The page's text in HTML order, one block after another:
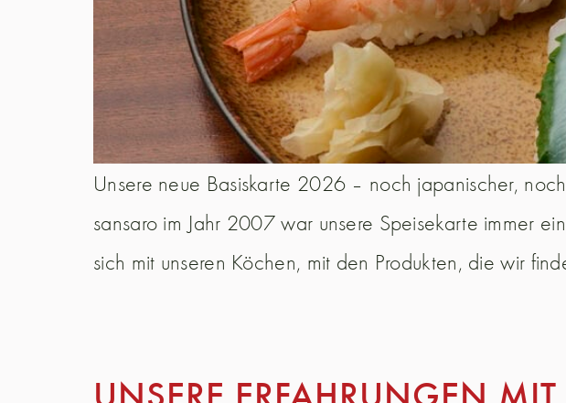
Unsere neue Basiskarte 2026 – noch japanischer,
sansaro im Jahr 2007 war unsere Speisekarte immer
sich mit unseren Köchen, mit den Produkten, die wir
UNSERE ERFAHRUNGEN MIT